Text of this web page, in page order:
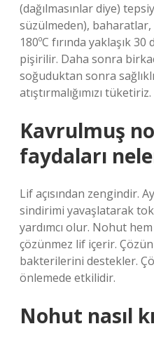
(dağılmasınlar diye)
süzülmeden), baharatlar,
180ºC fırında yaklaşık
pişirilir. Daha sonra
soğuduktan sonra
atıştırmalığımızı
Kavrulmuş
faydaları
Lif açısından zengindir.
sindirimi yavaşlatarak
yardımcı olur. Nohut
çözünmez lif içerir.
bakterilerini destekler.
önlemede etkilidir.
Nohut nasıl